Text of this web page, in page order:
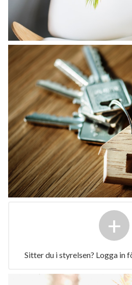
+
Sitter du i styrelsen? Logga in